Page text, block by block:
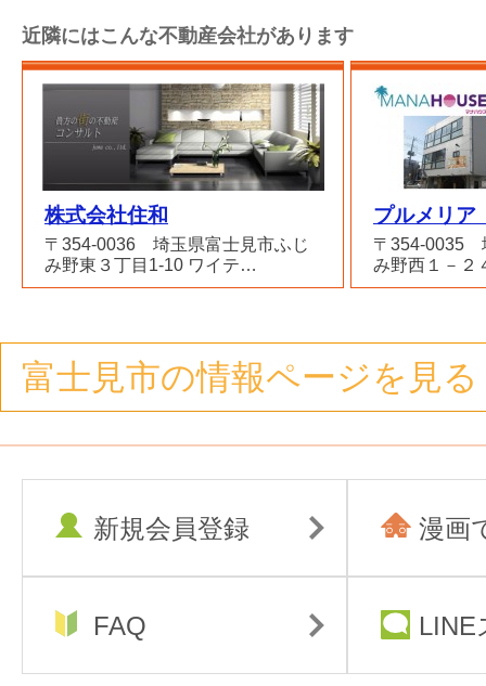
近隣にはこんな不動産会社があります
株式会社住和
〒354-0036 埼玉県富士見市ふじ
み野東３丁目1-10 ワイテ…
プルメリ
〒354-0035
み野西１－２
富士見市の情報ページを見る
新規会員登録 漫画
FAQ LINE